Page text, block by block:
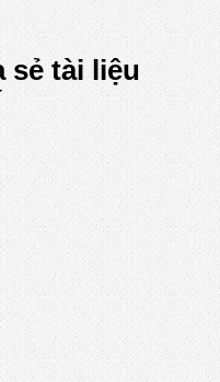
sẻ tài liệu